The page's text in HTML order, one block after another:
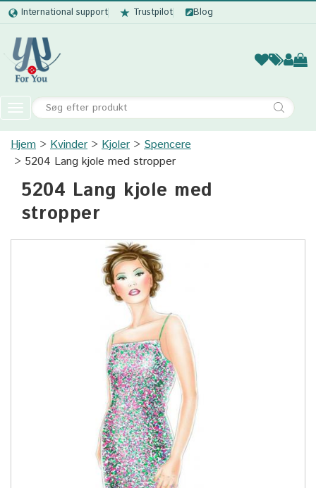
International support Trustpilot Blog
Kvinder
Toggle
navigation
Kvinder
Hjem Kvinder Kjoler
Spencere
5204 Lang kjole med stropper
5204 Lang kjole med
stropper